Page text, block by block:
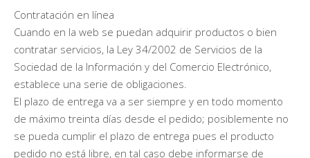
Contratación en línea
Cuando en la web se puedan adquirir productos o bien
contratar servicios, la Ley 34/2002 de Servicios de la
Sociedad de la Información y del Comercio Electrónico,
establece una serie de obligaciones.
El plazo de entrega va a ser siempre y en todo momento
de máximo treinta días desde el pedido; posiblemente no
se pueda cumplir el plazo de entrega pues el producto
pedido no está libre, en tal caso debe informarse de